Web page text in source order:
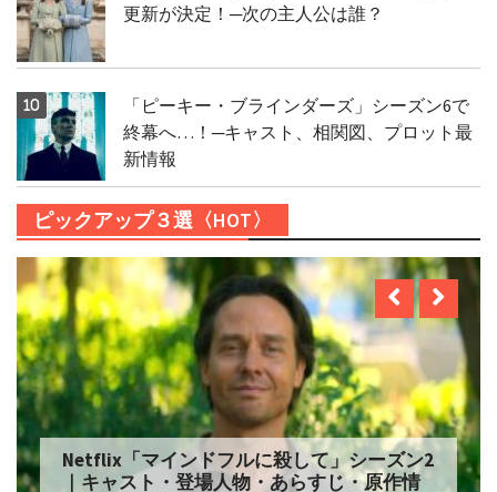
更新が決定！─次の主人公は誰？
「ピーキー・ブラインダーズ」シーズン6で
終幕へ…！─キャスト、相関図、プロット最
新情報
ピックアップ３選〈HOT〉
Netflix「マインドフルに殺して」シーズン2
｜キャスト・登場人物・あらすじ・原作情